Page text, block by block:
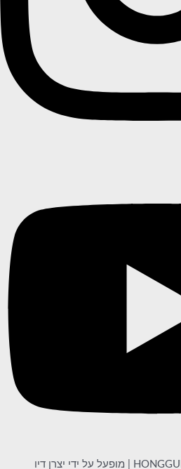
זכויות יוצרים © 2026 HONGGUISHENG | מופעל על ידי יצרן דיו